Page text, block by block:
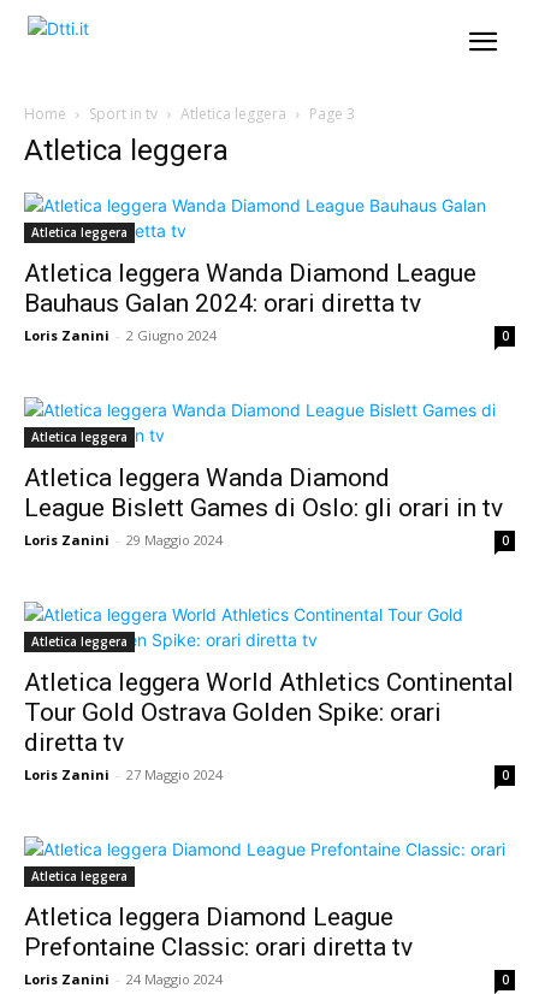
Home Sport in tv Atletica leggera Page 3
Atletica leggera
Atletica leggera
Atletica leggera Wanda Diamond League
Bauhaus Galan 2024: orari diretta tv
Loris Zanini - 2 Giugno 2024 0
Atletica leggera
Atletica leggera Wanda Diamond
League Bislett Games di Oslo: gli orari in tv
Loris Zanini - 29 Maggio 2024 0
Atletica leggera
Atletica leggera World Athletics Continental
Tour Gold Ostrava Golden Spike: orari
diretta tv
Loris Zanini - 27 Maggio 2024 0
Atletica leggera
Atletica leggera Diamond League
Prefontaine Classic: orari diretta tv
Loris Zanini - 24 Maggio 2024 0